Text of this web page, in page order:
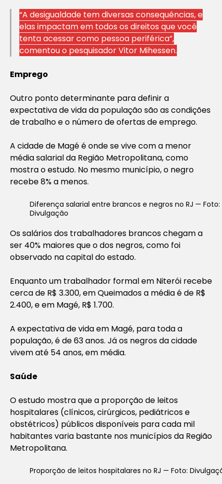
“A desigualdade tem diversas consequências, e
elas impactam em todos os direitos que você
tenta acessar como pessoa periférica”,
comentou o pesquisador Vitor Mihessen.
Emprego
Outro ponto determinante para definir a
expectativa de vida da população são as condições
de trabalho e o número de ofertas de emprego.
A cidade de Magé é onde se vive com a menor
média salarial da Região Metropolitana, como
mostra o estudo. No mesmo município, o negro
recebe 8% a menos.
Diferença salarial entre brancos e negros no RJ — Foto:
Divulgação
Os salários dos trabalhadores brancos chegam a
ser 40% maiores que o dos negros, como foi
observado na capital do estado.
Enquanto um trabalhador formal em Niterói recebe
cerca de R$ 3.300, em Queimados a média é de R$
2.400, e em Magé, R$ 1.700.
A expectativa de vida em Magé, para toda a
população, é de 63 anos. Já os negros da cidade
vivem até 54 anos, em média.
Saúde
O estudo mostra que a proporção de leitos
hospitalares (clínicos, cirúrgicos, pediátricos e
obstétricos) públicos disponíveis para cada mil
habitantes varia bastante nos municípios da Região
Metropolitana.
Proporção de leitos hospitalares no RJ — Foto: